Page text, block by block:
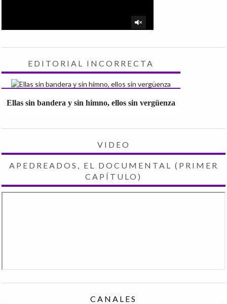
EDITORIAL INCORRECTA
Ellas sin bandera y sin himno, ellos sin vergüenza
VIDEO
APEDREADOS, EL DOCUMENTAL (PRIMER
CAPÍTULO)
CANALES